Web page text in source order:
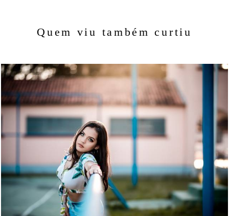
Quem viu também curtiu
2869 365